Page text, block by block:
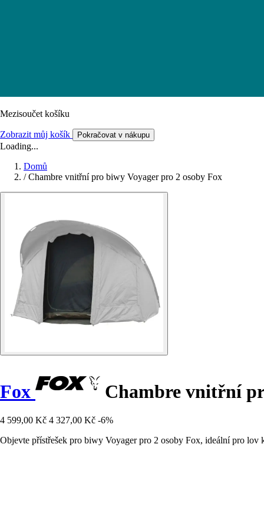
Mezisoučet košíku
Zobrazit můj košík Pokračovat v nákupu
Loading...
Domů
/ Chambre vnitřní pro biwy Voyager pro 2 osoby Fox
Fox Chambre vnitřní
4 599,00 Kč 4 327,00 Kč -6%
Objevte přístřešek pro biwy Voyager pro 2 osoby Fox, ideální pro